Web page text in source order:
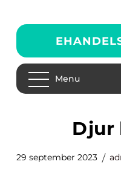
Menu
29 september 2023